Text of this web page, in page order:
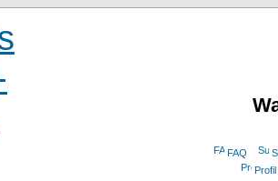
FAQ
Profil